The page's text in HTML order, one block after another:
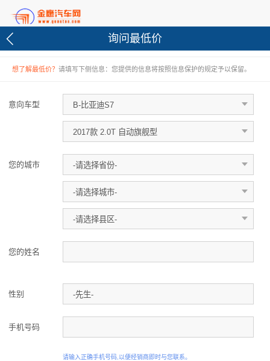
询问最低价
想了解最低价？ 请填写下侧信息：您提供的信息将按照信息保护的规定予以保留。
意向车型
您的城市
您的姓名
性别
手机号码
请输入正确手机号码,以便经销商即时与您联系。